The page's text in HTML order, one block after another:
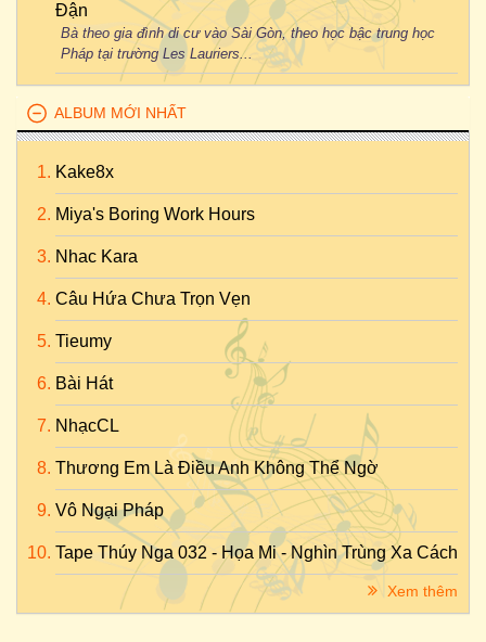
Đận
Bà theo gia đình di cư vào Sài Gòn, theo học bậc trung học
Pháp tại trường Les Lauriers...
ALBUM MỚI NHẤT
Kake8x
Miya's Boring Work Hours
Nhac Kara
Câu Hứa Chưa Trọn Vẹn
Tieumy
Bài Hát
NhạcCL
Thương Em Là Điều Anh Không Thể Ngờ
Vô Ngại Pháp
Tape Thúy Nga 032 - Họa Mi - Nghìn Trùng Xa Cách
Xem thêm